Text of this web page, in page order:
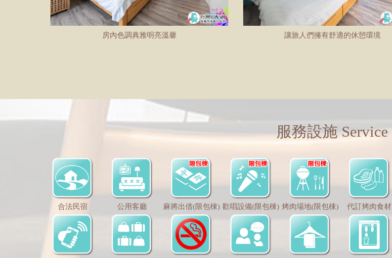
房內色調典雅明亮溫馨 讓旅人們擁有舒適的休憩環境
服務設施 Service
合法民宿 公用客廳 麻將出借(限包棟) 歡唱設備(限包棟) 烤肉場地(限包棟) 代訂烤肉食材